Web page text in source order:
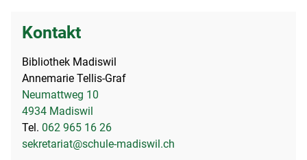
Kontakt
Bibliothek Madiswil
Annemarie Tellis-Graf
Neumattweg 10
4934 Madiswil
Tel. 062 965 16 26
sekretariat@schule-madiswil.ch